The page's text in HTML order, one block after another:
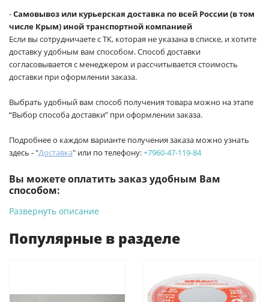
-Самовывоз или курьерская доставка по всей России (в том
числе Крым) иной транспортной компанией
Если вы сотрудничаете с ТК, которая не указана в списке, и хотите
доставку удобным вам способом. Способ доставки
согласовывается с менеджером и рассчитывается стоимость
доставки при оформлении заказа.
Выбрать удобный вам способ получения товара можно на этапе
“Выбор способа доставки” при оформлении заказа.
Подробнее о каждом варианте получения заказа можно узнать
здесь - "Доставка" или по телефону:+7960-47-119-84
Вы можете оплатить заказ удобным Вам
способом:
-Банковской картой на сайте ProffЭлектро. Данный вид
6/2 (база КПП)или по адресу ул. Новороссийская 161И.
Развернуть описание
Популярные в разделе